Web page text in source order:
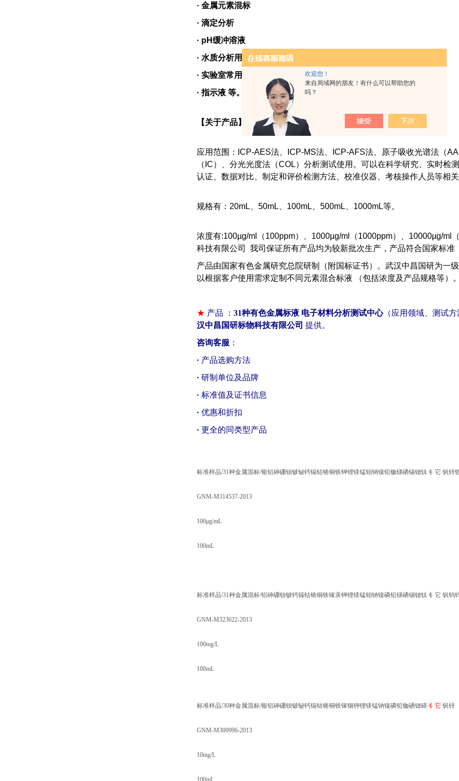
欢迎您！
来自局域网的朋友！有什么可以帮助您的
吗？
· 金属元素混标
· 滴定分析
· pH缓冲溶液
· 水质分析用标准溶液
· 实验室常用试液
·指示液 等。
【关于产品】
应用范围：ICP-AES法、ICP-MS法、ICP-AFS法、原子吸收光谱法（
（IC）、分光光度法（COL）分析测试使用。可以在科学研究、实时检
认证、数据对比、制定和评价检测方法、校准仪器、考核操作人员等相
规格有：20mL、50mL、100mL、500mL、1000mL等。
浓度有:100µg/ml（100ppm）、1000µg/ml（1000ppm）、10000µg/ml
科技有限公司 我司保证所有产品均为较新批次生产，产品符合国家标准
产品由国家有色金属研究总院研制（附国标证书）。武汉中昌国研为一
以根据客户使用需求定制不同元素混合标液 （包括浓度及产品规格等）
★ 产品 ： 31种有色金属标液 电子材料分析测试中心（应用领域、测试
汉中昌国研标物科技有限公司 提供。
咨询客服 ：
· 产品选购方法
· 研制单位及品牌
· 标准值及证书信息
· 优惠和折扣
· 更全的同类型产品
标准样品/31种金属混标/银铝砷硼钡铍铋钙镉钴铬铜铁钾锂镁锰钼钠镍铅铷锑硒锡锶钛 钅它 钒锌
GNM-M314537-2013
100μg/mL
100mL
标准样品/31种金属混标/铝砷硼钡铍钙镉钴铬铜铁镓汞钾锂镁锰钼钠镍磷铅锑硒锡锶钛 钅它 钒钨
GNM-M323622-2013
100mg/L
100mL
标准样品/30种金属混标/银铝砷硼钡铍铋钙镉钴铬铜铁镓铟钾锂镁锰钠镍磷铅铷硒锶碲 钅它 钒锌
GNM-M300996-2013
10mg/L
100mL